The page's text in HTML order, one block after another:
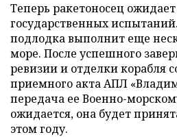
Теперь ракетоносец
государственных
подлодка выполнит еще
море. После успешного
ревизии и отделки корабля
приемного акта АПЛ
передача ее Военно-
ожидается, она будет
этом году.